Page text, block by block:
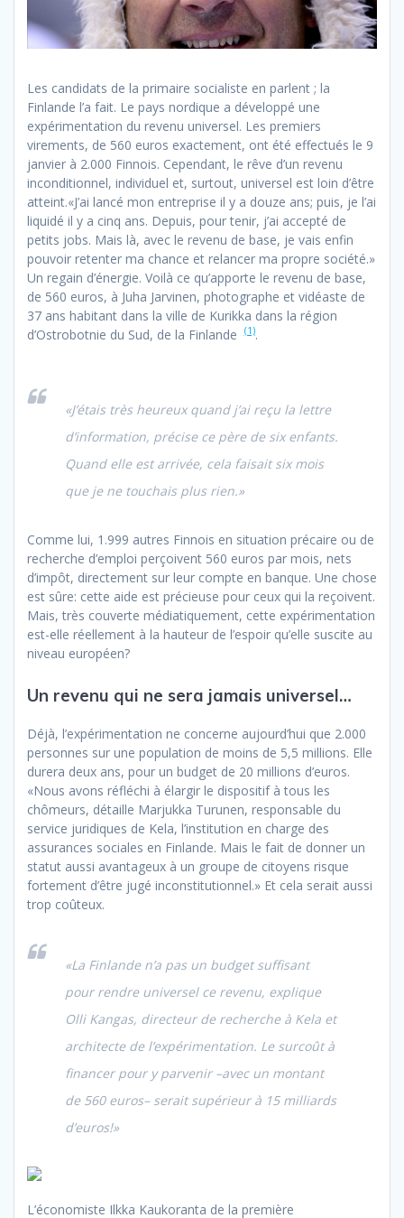
Les candidats de la primaire socialiste en parlent ; la
Finlande l’a fait. Le pays nordique a développé une
expérimentation du revenu universel. Les premiers
virements, de 560 euros exactement, ont été effectués le 9
janvier à 2.000 Finnois. Cependant, le rêve d’un revenu
inconditionnel, individuel et, surtout, universel est loin d’être
atteint.«J’ai lancé mon entreprise il y a douze ans; puis, je l’ai
liquidé il y a cinq ans. Depuis, pour tenir, j’ai accepté de
petits jobs. Mais là, avec le revenu de base, je vais enfin
pouvoir retenter ma chance et relancer ma propre société.»
Un regain d’énergie. Voilà ce qu’apporte le revenu de base,
de 560 euros, à Juha Jarvinen, photographe et vidéaste de
37 ans habitant dans la ville de Kurikka dans la région
d’Ostrobotnie du Sud, de la Finlande
(1).
«J’étais très heureux quand j’ai reçu la lettre
d’information, précise ce père de six enfants.
Quand elle est arrivée, cela faisait six mois
que je ne touchais plus rien.»
Comme lui, 1.999 autres Finnois en situation précaire ou de
recherche d’emploi perçoivent 560 euros par mois, nets
d’impôt, directement sur leur compte en banque. Une chose
est sûre: cette aide est précieuse pour ceux qui la reçoivent.
Mais, très couverte médiatiquement, cette expérimentation
est-elle réellement à la hauteur de l’espoir qu’elle suscite au
niveau européen?
Un revenu qui ne sera jamais universel…
Déjà, l’expérimentation ne concerne aujourd’hui que 2.000
personnes sur une population de moins de 5,5 millions. Elle
durera deux ans, pour un budget de 20 millions d’euros.
«Nous avons réfléchi à élargir le dispositif à tous les
chômeurs, détaille Marjukka Turunen, responsable du
service juridiques de Kela, l’institution en charge des
assurances sociales en Finlande. Mais le fait de donner un
statut aussi avantageux à un groupe de citoyens risque
fortement d’être jugé inconstitutionnel.» Et cela serait aussi
trop coûteux.
«La Finlande n’a pas un budget suffisant
pour rendre universel ce revenu, explique
Olli Kangas, directeur de recherche à Kela et
architecte de l’expérimentation. Le surcoût à
financer pour y parvenir –avec un montant
de 560 euros– serait supérieur à 15 milliards
d’euros!»
L’économiste Ilkka Kaukoranta de la première